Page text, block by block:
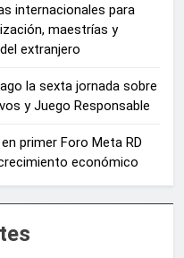
internacionales para
maestrías y
extranjero
la sexta jornada sobre
y Juego Responsable
primer Foro Meta RD
económico